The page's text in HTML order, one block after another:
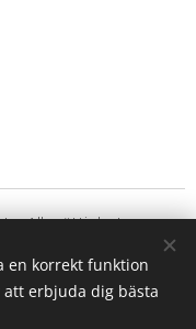
Alla rättigheter
en korrekt funktion
erbjuda dig bästa